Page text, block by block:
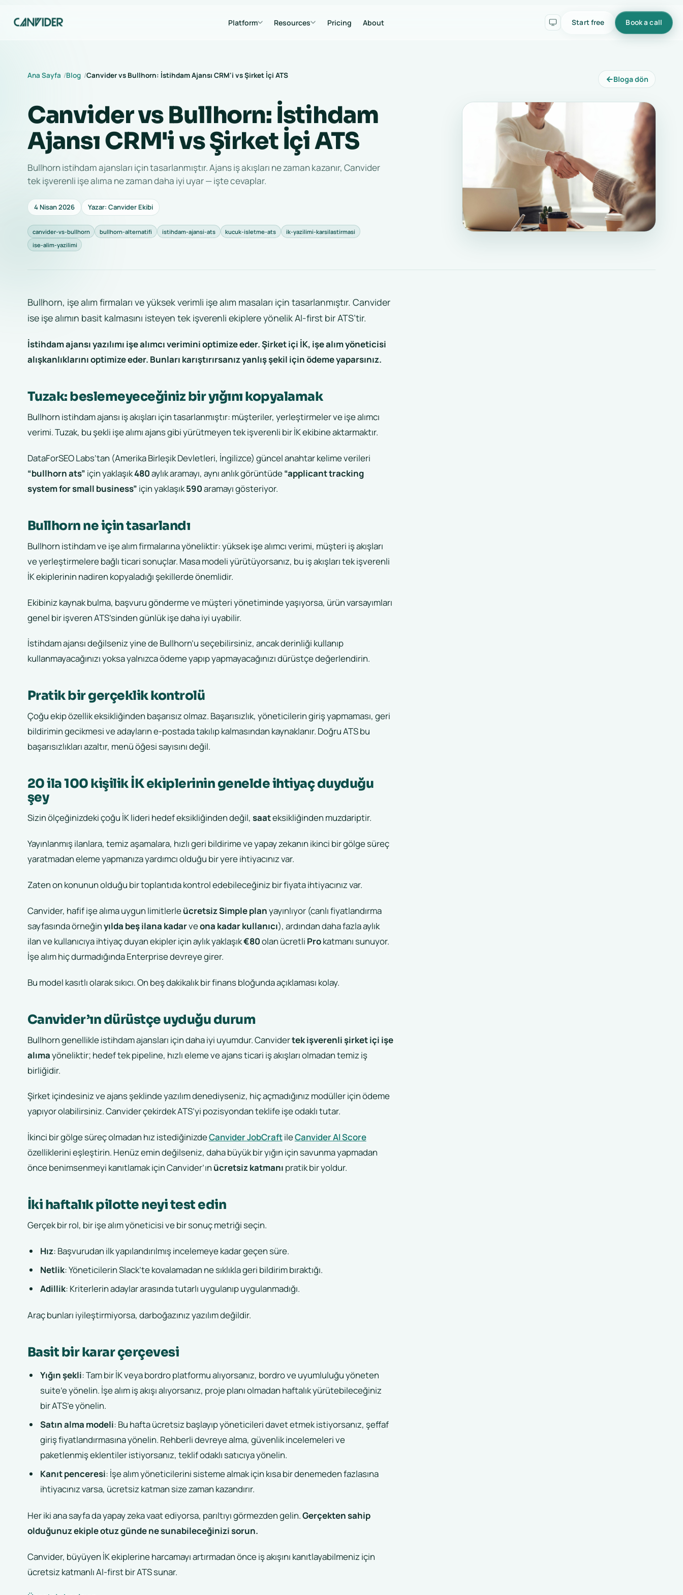
Platform Resources Pricing About Start free Book a call
Ana Sayfa Blog Canvider vs Bullhorn: İstihdam Ajansı CRM'i vs Şirket İçi ATS ←Bloga dön
Canvider vs Bullhorn: İstihdam
Ajansı CRM'i vs Şirket İçi ATS
Bullhorn istihdam ajansları için tasarlanmıştır. Ajans iş akışları ne zaman kazanır, Canvider
tek işverenli işe alıma ne zaman daha iyi uyar — işte cevaplar.
4 Nisan 2026 Yazar: Canvider Ekibi
canvider-vs-bullhorn bullhorn-alternatifi istihdam-ajansi-ats kucuk-isletme-ats
ik-yazilimi-karsilastirmasi
ise-alim-yazilimi
Bullhorn, işe alım firmaları ve yüksek verimli işe alım masaları için tasarlanmıştır. Canvider
ise işe alımın basit kalmasını isteyen tek işverenli ekiplere yönelik AI-first bir ATS’tir.
İstihdam ajansı yazılımı işe alımcı verimini optimize eder. Şirket içi İK, işe alım yöneticisi
alışkanlıklarını optimize eder. Bunları karıştırırsanız yanlış şekil için ödeme yaparsınız.
Tuzak: beslemeyeceğiniz bir yığını kopyalamak
Bullhorn istihdam ajansı iş akışları için tasarlanmıştır: müşteriler, yerleştirmeler ve işe alımcı
verimi. Tuzak, bu şekli işe alımı ajans gibi yürütmeyen tek işverenli bir İK ekibine aktarmaktır.
DataForSEO Labs’tan (Amerika Birleşik Devletleri, İngilizce) güncel anahtar kelime verileri
“bullhorn ats” için yaklaşık480aylık aramayı, aynı anlık görüntüde“applicant tracking
system for small business” için yaklaşık590aramayı gösteriyor.
Bullhorn ne için tasarlandı
Bullhorn istihdam ve işe alım firmalarına yöneliktir: yüksek işe alımcı verimi, müşteri iş akışları
ve yerleştirmelere bağlı ticari sonuçlar. Masa modeli yürütüyorsanız, bu iş akışları tek işverenli
İK ekiplerinin nadiren kopyaladığı şekillerde önemlidir.
Ekibiniz kaynak bulma, başvuru gönderme ve müşteri yönetiminde yaşıyorsa, ürün varsayımları
genel bir işveren ATS’sinden günlük işe daha iyi uyabilir.
İstihdam ajansı değilseniz yine de Bullhorn’u seçebilirsiniz, ancak derinliği kullanıp
kullanmayacağınızı yoksa yalnızca ödeme yapıp yapmayacağınızı dürüstçe değerlendirin.
Pratik bir gerçeklik kontrolü
Çoğu ekip özellik eksikliğinden başarısız olmaz. Başarısızlık, yöneticilerin giriş yapmaması, geri
bildirimin gecikmesi ve adayların e-postada takılıp kalmasından kaynaklanır. Doğru ATS bu
başarısızlıkları azaltır, menü öğesi sayısını değil.
20 ila 100 kişilik İK ekiplerinin genelde ihtiyaç duyduğu
şey
Sizin ölçeğinizdeki çoğu İK lideri hedef eksikliğinden değil, saateksikliğinden muzdariptir.
Yayınlanmış ilanlara, temiz aşamalara, hızlı geri bildirime ve yapay zekanın ikinci bir gölge süreç
yaratmadan eleme yapmanıza yardımcı olduğu bir yere ihtiyacınız var.
Zaten on konunun olduğu bir toplantıda kontrol edebileceğiniz bir fiyata ihtiyacınız var.
Canvider, hafif işe alıma uygun limitlerleücretsiz Simple planyayınlıyor (canlı fiyatlandırma
sayfasında örneğinyılda beş ilana kadarveona kadar kullanıcı), ardından daha fazla aylık
ilan ve kullanıcıya ihtiyaç duyan ekipler için aylık yaklaşık€80olan ücretli Prokatmanı sunuyor.
İşe alım hiç durmadığında Enterprise devreye girer.
Bu model kasıtlı olarak sıkıcı. On beş dakikalık bir finans bloğunda açıklaması kolay.
Canvider’ın dürüstçe uyduğu durum
Bullhorn genellikle istihdam ajansları için daha iyi uyumdur. Canvidertek işverenli şirket içi işe
alımayöneliktir; hedef tek pipeline, hızlı eleme ve ajans ticari iş akışları olmadan temiz iş
birliğidir.
Şirket içindesiniz ve ajans şeklinde yazılım denediyseniz, hiç açmadığınız modüller için ödeme
yapıyor olabilirsiniz. Canvider çekirdek ATS’yi pozisyondan teklife işe odaklı tutar.
İkinci bir gölge süreç olmadan hız istediğinizdeCanvider JobCraftileCanvider AI Score
özelliklerini eşleştirin. Henüz emin değilseniz, daha büyük bir yığın için savunma yapmadan
önce benimsenmeyi kanıtlamak için Canvider’ın ücretsiz katmanı pratik bir yoldur.
İki haftalık pilotte neyi test edin
Gerçek bir rol, bir işe alım yöneticisi ve bir sonuç metriği seçin.
Hız: Başvurudan ilk yapılandırılmış incelemeye kadar geçen süre.
Netlik: Yöneticilerin Slack’te kovalamadan ne sıklıkla geri bildirim bıraktığı.
Adillik: Kriterlerin adaylar arasında tutarlı uygulanıp uygulanmadığı.
Araç bunları iyileştirmiyorsa, darboğazınız yazılım değildir.
Basit bir karar çerçevesi
Yığın şekli: Tam bir İK veya bordro platformu alıyorsanız, bordro ve uyumluluğu yöneten
suite’e yönelin. İşe alım iş akışı alıyorsanız, proje planı olmadan haftalık yürütebileceğiniz
bir ATS’e yönelin.
Satın alma modeli: Bu hafta ücretsiz başlayıp yöneticileri davet etmek istiyorsanız, şeffaf
giriş fiyatlandırmasına yönelin. Rehberli devreye alma, güvenlik incelemeleri ve
paketlenmiş eklentiler istiyorsanız, teklif odaklı satıcıya yönelin.
Kanıt penceresi: İşe alım yöneticilerini sisteme almak için kısa bir denemeden fazlasına
ihtiyacınız varsa, ücretsiz katman size zaman kazandırır.
Her iki ana sayfa da yapay zeka vaat ediyorsa, parıltıyı görmezden gelin.Gerçekten sahip
olduğunuz ekiple otuz günde ne sunabileceğinizi sorun.
Canvider, büyüyen İK ekiplerine harcamayı artırmadan önce iş akışını kanıtlayabilmeniz için
ücretsiz katmanlı AI-first bir ATS sunar.